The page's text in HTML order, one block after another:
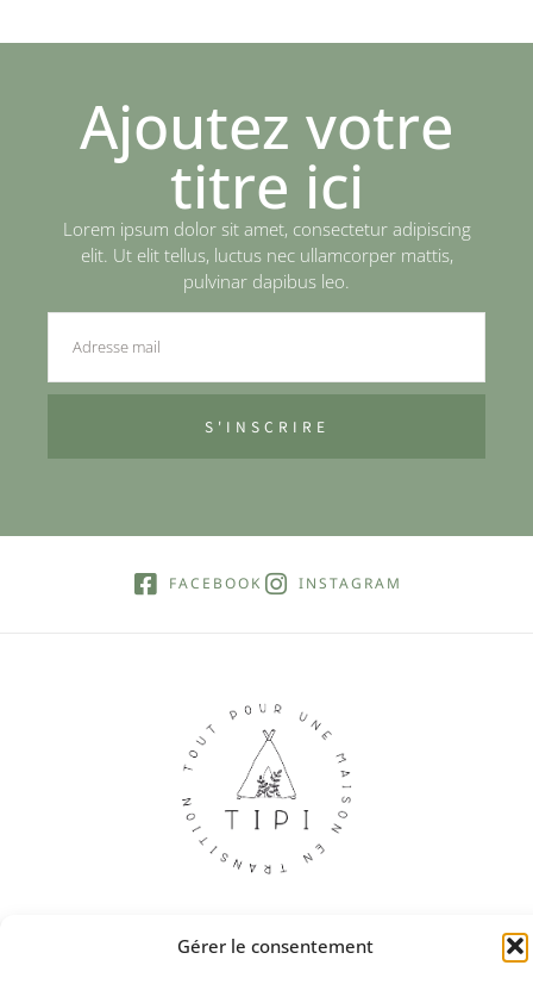
Gérer le consentement
Ajoutez votre
titre ici
Lorem ipsum dolor sit amet, consectetur adipiscing
elit. Ut elit tellus, luctus nec ullamcorper mattis,
pulvinar dapibus leo.
S'INSCRIRE
FACEBOOK INSTAGRAM